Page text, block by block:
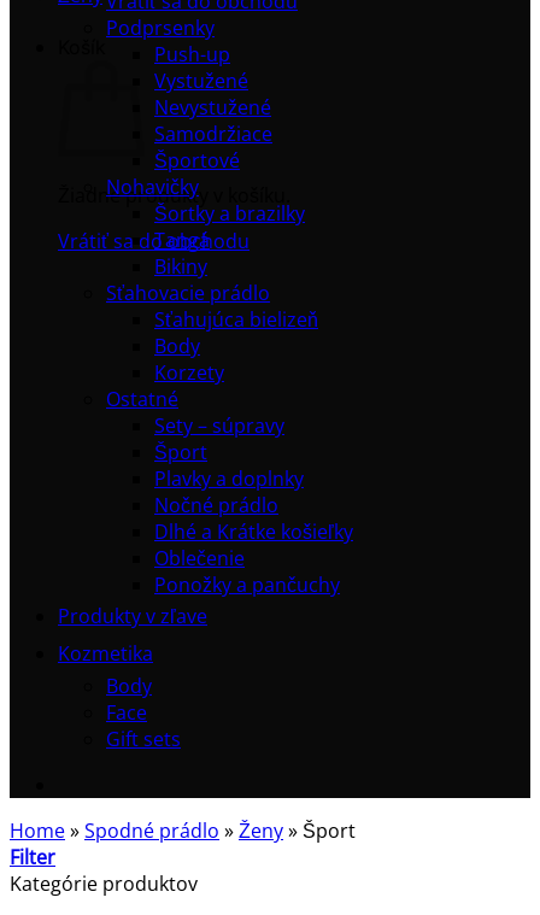
Žiadne produkty v košíku.
Vrátiť sa do obchodu
Podprsenky
Push-up
Vystužené
Nevystužené
Samodržiace
Športové
Nohavičky
Šortky a brazilky
Tangá
Bikiny
Sťahovacie prádlo
Sťahujúca bielizeň
Body
Korzety
Ostatné
Sety – súpravy
Šport
Plavky a doplnky
Nočné prádlo
Dlhé a Krátke košieľky
Oblečenie
Ponožky a pančuchy
Produkty v zľave
Kozmetika
Body
Face
Gift sets
Home»Spodné prádlo »Ženy» Šport
Filter
Kategórie produktov